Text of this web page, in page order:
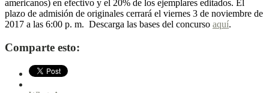
americanos) en efectivo y el 20% de los ejemplares editados. El
plazo de admisión de originales cerrará el viernes 3 de noviembre de
2017 a las 6:00 p. m. Descarga las bases del concurso aquí.
Comparte esto: